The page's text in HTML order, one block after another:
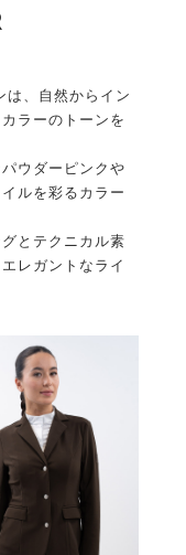
は、自然からイン
ラーのトーンを
ウダーピンクや
ルを彩るカラー
とテクニカル素
レガントなライ